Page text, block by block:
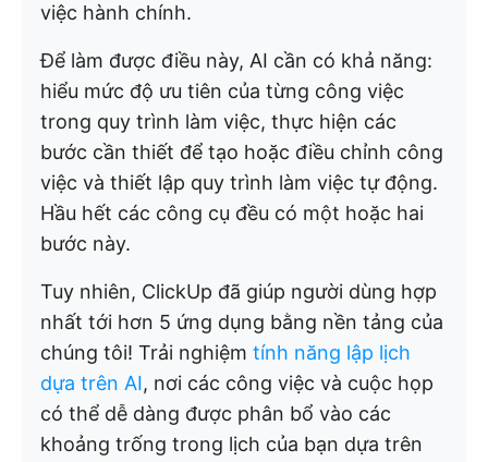
việc hành chính.
Để làm được điều này, AI cần có khả năng:
hiểu mức độ ưu tiên của từng công việc
trong quy trình làm việc, thực hiện các
bước cần thiết để tạo hoặc điều chỉnh công
việc và thiết lập quy trình làm việc tự động.
Hầu hết các công cụ đều có một hoặc hai
bước này.
Tuy nhiên, ClickUp đã giúp người dùng hợp
nhất tới hơn 5 ứng dụng bằng nền tảng của
chúng tôi! Trải nghiệm tính năng lập lịch
dựa trên AI, nơi các công việc và cuộc họp
có thể dễ dàng được phân bổ vào các
khoảng trống trong lịch của bạn dựa trên